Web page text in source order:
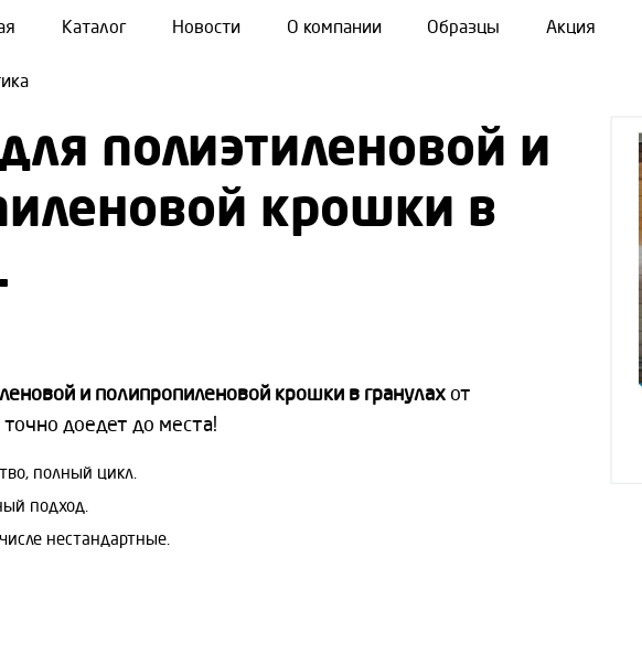
Каталог Новости О компании Образцы Акция
полиэтиленовой и
крошки в
и полипропиленовой крошки в гранулахот
доедет до места!
полный цикл.
подход.
нестандартные.